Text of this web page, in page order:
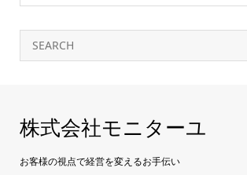
株式会社モニターユ
お客様の視点で経営を変えるお手伝い